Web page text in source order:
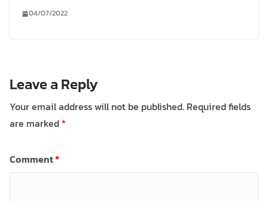
04/07/2022
Leave a Reply
Your email address will not be published. Required fields
are marked *
Comment*